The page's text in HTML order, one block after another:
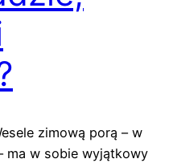
zimową porą – w
ma w sobie wyjątkowy